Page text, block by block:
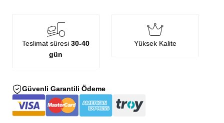
Teslimat süresi30-40
gün
Yüksek Kalite
Güvenli Garantili Ödeme